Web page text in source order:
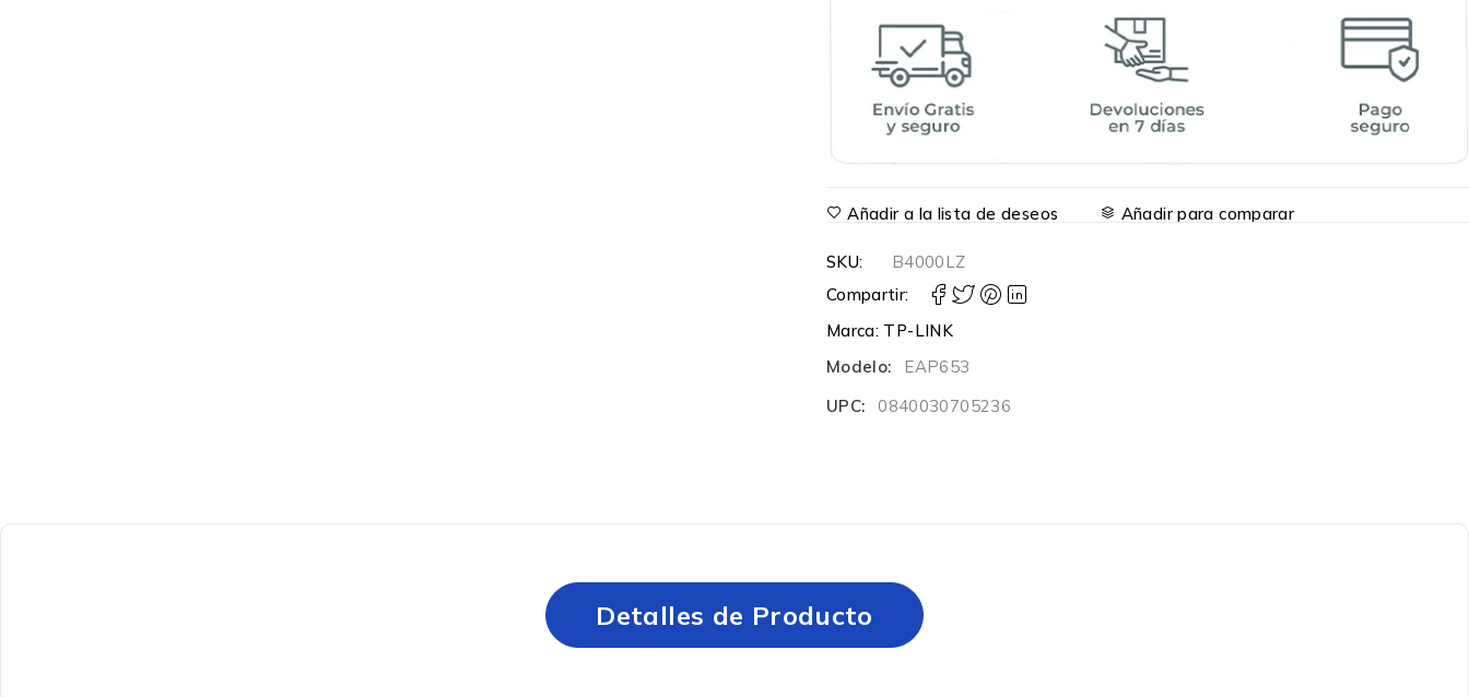
Añadir a la lista de deseos Añadir para comparar
SKU:
B4000LZ
Compartir:
Marca: TP-LINK
Modelo:
EAP653
UPC:
0840030705236
Detalles de Producto